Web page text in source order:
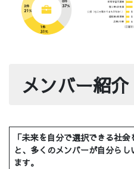
メンバー紹介
「未来を自分で選択できる社
と、多くのメンバーが自分ら
ます。